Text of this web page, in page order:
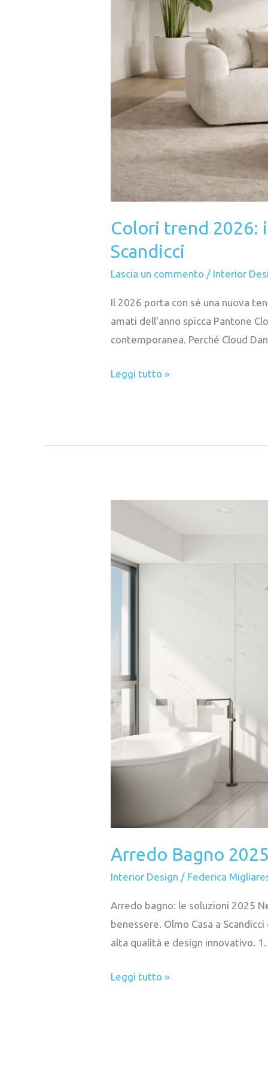
Colori trend 2026:
Scandicci
Lascia un commento / Interior
Il 2026 porta con sé una nuova
amati dell’anno spicca Pantone
contemporanea. Perché Cloud
Scandicci
Leggi tutto »
Arredo Bagno
Interior Design / Federica
Arredo bagno: le soluzioni 2025
benessere. Olmo Casa a
alta qualità e design innovativo.
Bagno
Come
a
Firenze
Leggi tutto »